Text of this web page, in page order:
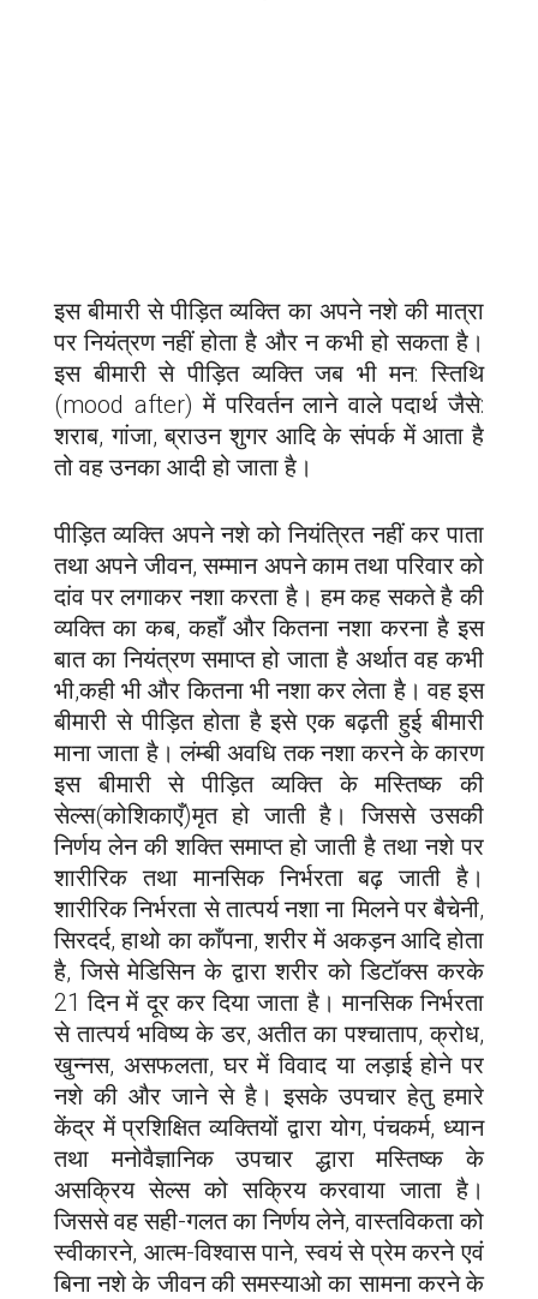
इस बीमारी से पीड़ित व्यक्ति का अपने नशे की मात्रा
पर नियंत्रण नहीं होता है और न कभी हो सकता है।
इस बीमारी से पीड़ित व्यक्ति जब भी मन: स्तिथि
(mood after) में परिवर्तन लाने वाले पदार्थ जैसे:
शराब, गांजा, ब्राउन शुगर आदि के संपर्क में आता है
तो वह उनका आदी हो जाता है।
पीड़ित व्यक्ति अपने नशे को नियंत्रित नहीं कर पाता
तथा अपने जीवन, सम्मान अपने काम तथा परिवार को
दांव पर लगाकर नशा करता है। हम कह सकते है की
व्यक्ति का कब, कहाँ और कितना नशा करना है इस
बात का नियंत्रण समाप्त हो जाता है अर्थात वह कभी
भी,कही भी और कितना भी नशा कर लेता है। वह इस
बीमारी से पीड़ित होता है इसे एक बढ़ती हुई बीमारी
माना जाता है। लंम्बी अवधि तक नशा करने के कारण
इस बीमारी से पीड़ित व्यक्ति के मस्तिष्क की
सेल्स(कोशिकाएँ)मृत हो जाती है। जिससे उसकी
निर्णय लेन की शक्ति समाप्त हो जाती है तथा नशे पर
शारीरिक तथा मानसिक निर्भरता बढ़ जाती है।
शारीरिक निर्भरता से तात्पर्य नशा ना मिलने पर बैचेनी,
सिरदर्द, हाथो का काँपना, शरीर में अकड़न आदि होता
है, जिसे मेडिसिन के द्वारा शरीर को डिटॉक्स करके
21 दिन में दूर कर दिया जाता है। मानसिक निर्भरता
से तात्पर्य भविष्य के डर, अतीत का पश्चाताप, क्रोध,
खुन्नस, असफलता, घर में विवाद या लड़ाई होने पर
नशे की और जाने से है। इसके उपचार हेतु हमारे
केंद्र में प्रशिक्षित व्यक्तियों द्वारा योग, पंचकर्म, ध्यान
तथा मनोवैज्ञानिक उपचार द्धारा मस्तिष्क के
असक्रिय सेल्स को सक्रिय करवाया जाता है।
जिससे वह सही-गलत का निर्णय लेने, वास्तविकता को
स्वीकारने, आत्म-विश्वास पाने, स्वयं से प्रेम करने एवं
बिना नशे के जीवन की समस्याओ का सामना करने के